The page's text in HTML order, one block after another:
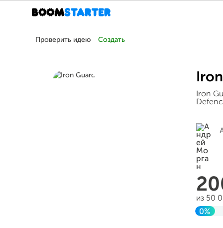
Проверить идею Создать
Iron
из 50
0%